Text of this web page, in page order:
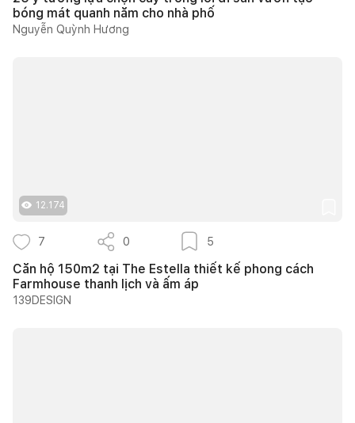
bóng mát quanh năm cho nhà phố
Nguyễn Quỳnh Hương
12.174
7 0 5
Căn hộ 150m2 tại The Estella thiết kế phong cách
Farmhouse thanh lịch và ấm áp
139DESIGN